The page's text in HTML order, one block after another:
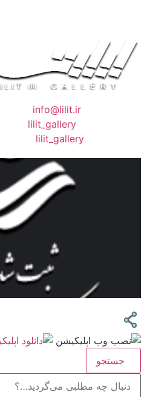
info@lilit.ir
lilit_gallery
lilit_gallery
جستجو